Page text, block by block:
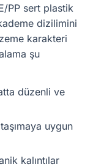
PP sert plastik
dizilimini
karakteri
şu
düzenli ve
uygun
kalıntılar